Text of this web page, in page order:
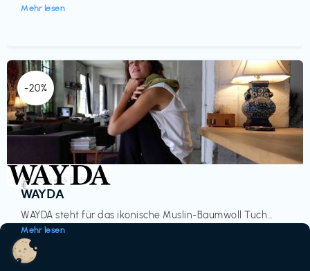
Mehr lesen
-20%
Accessoires & Fashion
WAYDA
WAYDA steht für das ikonische Muslin-Baumwoll Tuch...
Mehr lesen
€‎